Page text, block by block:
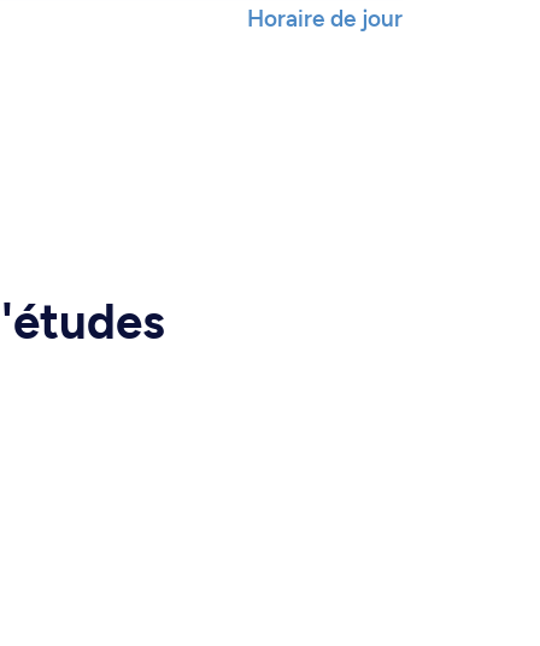
Horaire de jour